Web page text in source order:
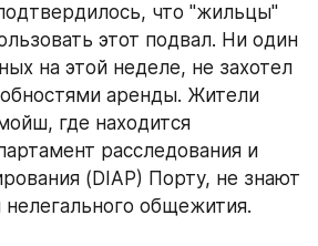
что "жильцы"
этот подвал. Ни один
на этой неделе, не захотел
аренды. Жители
где находится
расследования и
(DIAP) Порту, не знают
общежития.